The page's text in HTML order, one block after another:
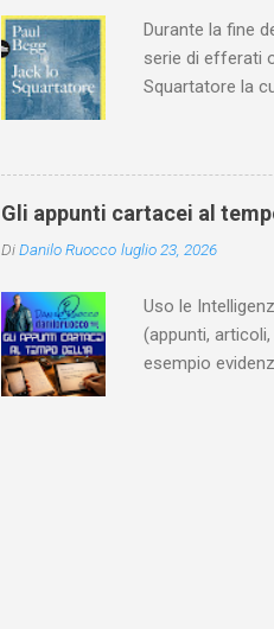
Durante la fine
serie di efferati
Squartatore la
dedica anche
ricapitolare le
l’architettura
classe
interessata a
Gli appunti cartacei al
DiDanilo Ruocco luglio 23, 2026
Uso le
(appunti,
esempio
Notebook (già